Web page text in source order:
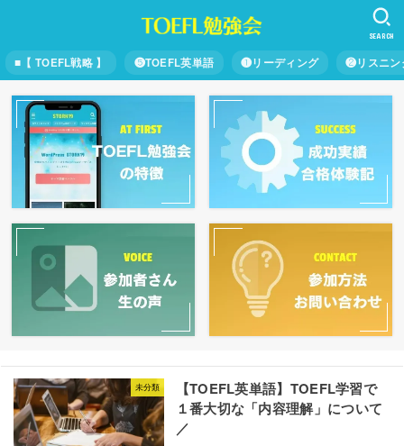
■【 TOEFL戦略 】 ❺TOEFL英単語 ❶リーディング ❷リスニン
SEARCH
未分類
【TOEFL英単語】TOEFL学習で
１番大切な「内容理解」について
／